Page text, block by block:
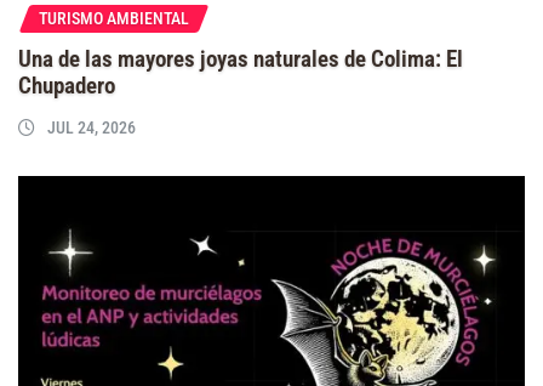
TURISMO AMBIENTAL
Una de las mayores joyas naturales de Colima: El
Chupadero
JUL 24, 2026